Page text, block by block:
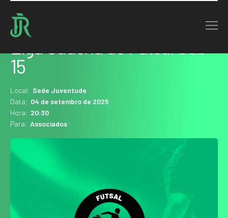
Home : Agenda
15
Local: Sede Juventude
Data: 04 de setembro de 2025
Hora: 20:30
Para: Associados